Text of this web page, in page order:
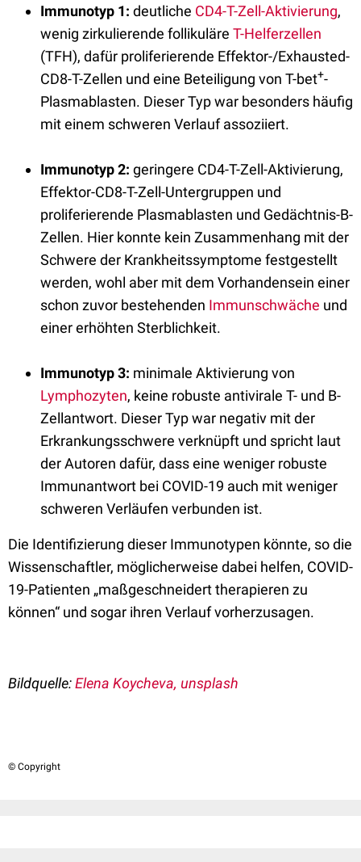
Immunotyp 1: deutliche CD4-T-Zell-Aktivierung,
wenig zirkulierende follikuläre T-Helferzellen
(TFH), dafür proliferierende Effektor-/Exhausted-
CD8-T-Zellen und eine Beteiligung von T-bet+-
Plasmablasten. Dieser Typ war besonders häufig
mit einem schweren Verlauf assoziiert.
Immunotyp 2: geringere CD4-T-Zell-Aktivierung,
Effektor-CD8-T-Zell-Untergruppen und
proliferierende Plasmablasten und Gedächtnis-B-
Zellen. Hier konnte kein Zusammenhang mit der
Schwere der Krankheitssymptome festgestellt
werden, wohl aber mit dem Vorhandensein einer
schon zuvor bestehenden Immunschwäche und
einer erhöhten Sterblichkeit.
Immunotyp 3: minimale Aktivierung von
Lymphozyten, keine robuste antivirale T- und B-
Zellantwort. Dieser Typ war negativ mit der
Erkrankungsschwere verknüpft und spricht laut
der Autoren dafür, dass eine weniger robuste
Immunantwort bei COVID-19 auch mit weniger
schweren Verläufen verbunden ist.
Die Identifizierung dieser Immunotypen könnte, so die
Wissenschaftler, möglicherweise dabei helfen, COVID-
19-Patienten „maßgeschneidert therapieren zu
können“ und sogar ihren Verlauf vorherzusagen.
Bildquelle:Elena Koycheva, unsplash
© Copyright